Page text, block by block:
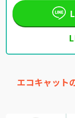
エコキャット